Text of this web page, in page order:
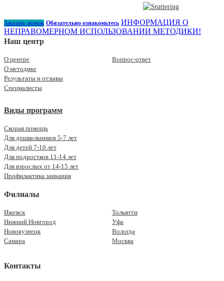
Заказать звонок Обязательно ознакомьтесь ИНФОРМАЦИЯ О
НЕПРАВОМЕРНОМ ИСПОЛЬЗОВАНИИ МЕТОДИКИ!
Наш центр
О центре
О методике
Результаты и отзывы
Специалисты
Вопрос-ответ
Виды программ
Скорая помощь
Для дошкольников 5-7 лет
Для детей 7-10 лет
Для подростков 11-14 лет
Для взрослых от 14-15 лет
Профилактика заикания
Филиалы
Ижевск
Нижний Новгород
Новокузнецк
Самара
Тольятти
Уфа
Вологда
Москва
Контакты